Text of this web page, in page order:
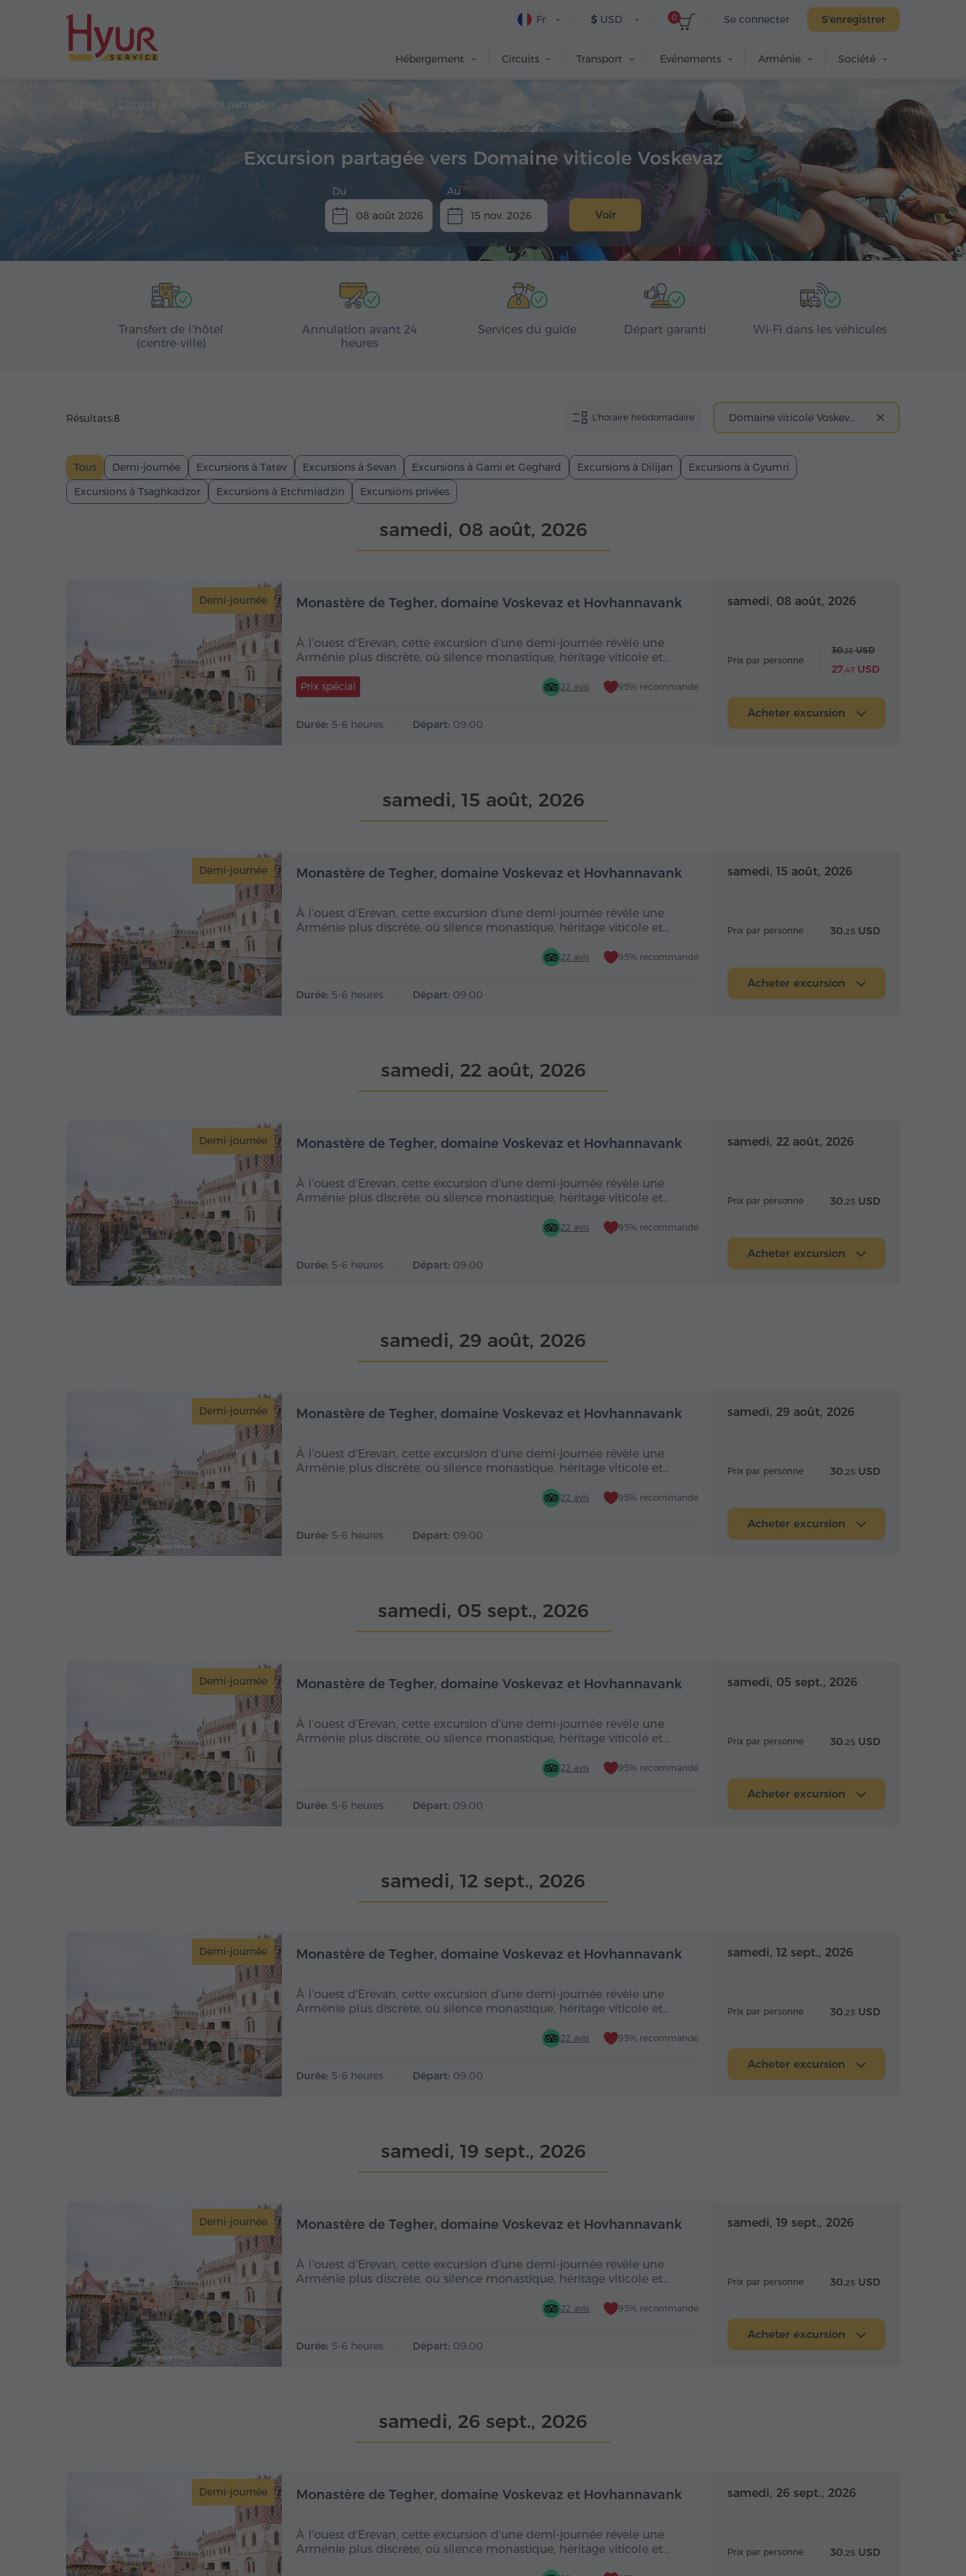
Se connecter S'enregistrer
0
$ USD
Fr
Hébergement Circuits Transport Evénements Arménie Société
Accueil Circuits Excursions partagées
Excursion partagée vers Domaine viticole Voskevaz
Du
08 août 2026
Au
15 nov. 2026
Voir
Transfert de l'hôtel
(centre-ville)
Annulation avant 24
heures
Services du guide Départ garanti Wi-Fi dans les véhicules
Domaine viticole Voskevaz
L'horaire hebdomadaire
Résultats:8
Tous Demi-journée Excursions à Tatev Excursions à Sevan Excursions à Garni et Geghard Excursions à Dilijan
Excursions à Gyumri
Excursions à Tsaghkadzor
Excursions à Etchmiadzin Excursions privées
samedi, 08 août, 2026
Demi-journée Demi-journée Demi-journée Demi-journée
Monastère de Tegher, domaine Voskevaz et Hovhannavank
À l'ouest d'Erevan, cette excursion d'une demi-journée révèle une
Arménie plus discrète, où silence monastique, héritage viticole et…
Prix spécial 22 avis 95% recommandé
Durée: 5-6 heures Départ: 09:00
samedi, 08 août, 2026
Prix par personne
30.25USD
27.47 USD
Acheter excursion
samedi, 15 août, 2026
Demi-journée Demi-journée Demi-journée Demi-journée
Monastère de Tegher, domaine Voskevaz et Hovhannavank
À l'ouest d'Erevan, cette excursion d'une demi-journée révèle une
Arménie plus discrète, où silence monastique, héritage viticole et…
22 avis 95% recommandé
Durée: 5-6 heures Départ: 09:00
samedi, 15 août, 2026
Prix par personne 30.25 USD
Acheter excursion
samedi, 22 août, 2026
Demi-journée Demi-journée Demi-journée Demi-journée
Monastère de Tegher, domaine Voskevaz et Hovhannavank
À l'ouest d'Erevan, cette excursion d'une demi-journée révèle une
Arménie plus discrète, où silence monastique, héritage viticole et…
22 avis 95% recommandé
Durée: 5-6 heures Départ: 09:00
samedi, 22 août, 2026
Prix par personne 30.25 USD
Acheter excursion
samedi, 29 août, 2026
Demi-journée Demi-journée Demi-journée Demi-journée
Monastère de Tegher, domaine Voskevaz et Hovhannavank
À l'ouest d'Erevan, cette excursion d'une demi-journée révèle une
Arménie plus discrète, où silence monastique, héritage viticole et…
22 avis 95% recommandé
Durée: 5-6 heures Départ: 09:00
samedi, 29 août, 2026
Prix par personne 30.25 USD
Acheter excursion
samedi, 05 sept., 2026
Demi-journée Demi-journée Demi-journée Demi-journée
Monastère de Tegher, domaine Voskevaz et Hovhannavank
À l'ouest d'Erevan, cette excursion d'une demi-journée révèle une
Arménie plus discrète, où silence monastique, héritage viticole et…
22 avis 95% recommandé
Durée: 5-6 heures Départ: 09:00
samedi, 05 sept., 2026
Prix par personne 30.25 USD
Acheter excursion
samedi, 12 sept., 2026
Demi-journée Demi-journée Demi-journée Demi-journée
Monastère de Tegher, domaine Voskevaz et Hovhannavank
À l'ouest d'Erevan, cette excursion d'une demi-journée révèle une
Arménie plus discrète, où silence monastique, héritage viticole et…
22 avis 95% recommandé
Durée: 5-6 heures Départ: 09:00
samedi, 12 sept., 2026
Prix par personne 30.25 USD
Acheter excursion
samedi, 19 sept., 2026
Demi-journée Demi-journée Demi-journée Demi-journée
Monastère de Tegher, domaine Voskevaz et Hovhannavank
À l'ouest d'Erevan, cette excursion d'une demi-journée révèle une
Arménie plus discrète, où silence monastique, héritage viticole et…
22 avis 95% recommandé
Durée: 5-6 heures Départ: 09:00
samedi, 19 sept., 2026
Prix par personne 30.25 USD
Acheter excursion
samedi, 26 sept., 2026
Demi-journée Demi-journée Demi-journée Demi-journée
Monastère de Tegher, domaine Voskevaz et Hovhannavank
À l'ouest d'Erevan, cette excursion d'une demi-journée révèle une
Arménie plus discrète, où silence monastique, héritage viticole et…
samedi, 26 sept., 2026
Prix par personne 30.25 USD